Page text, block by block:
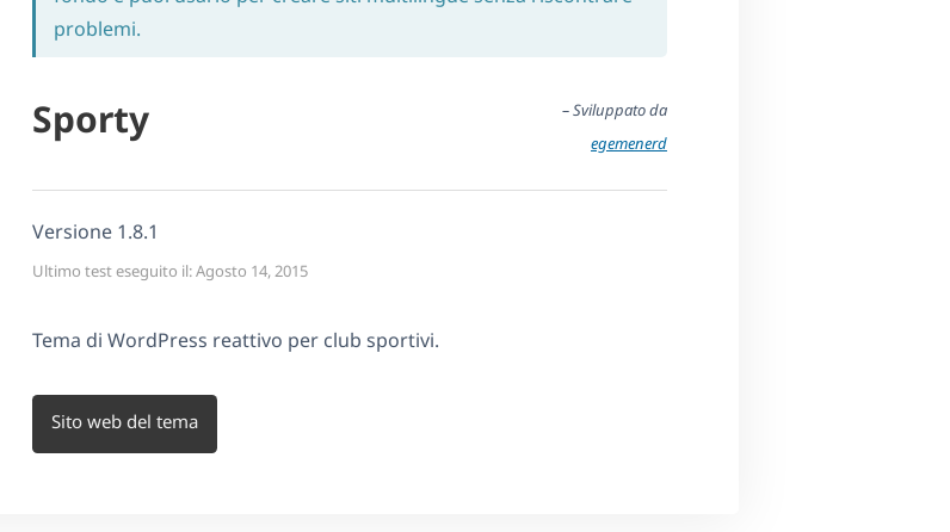
problemi.
Sporty
– Sviluppato da
egemenerd
Versione 1.8.1
Ultimo test eseguito il: Agosto 14, 2015
Tema di WordPress reattivo per club sportivi.
Sito web del tema